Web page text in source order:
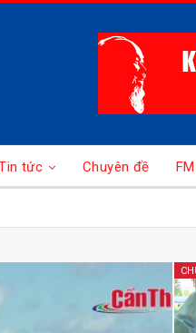
tức Chuyên đề